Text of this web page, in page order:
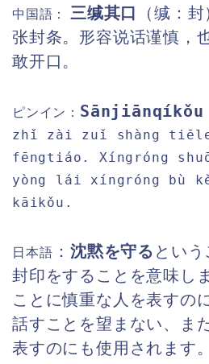
中国語： 三缄其口
（缄：
张封条。形容说话谨慎，
敢开口。
ピンイン ： Sānjiānqíkǒu
zhǐ zài zuǐ shàng tiēle
fēngtiáo. Xíngróng
yòng lái xíngróng bù
kāikǒu.
日本語 ： 沈黙を守る とい
封印をすることを意味し
ことに慎重な人を表すの
話すことを望まない、ま
表すのにも使用されます。